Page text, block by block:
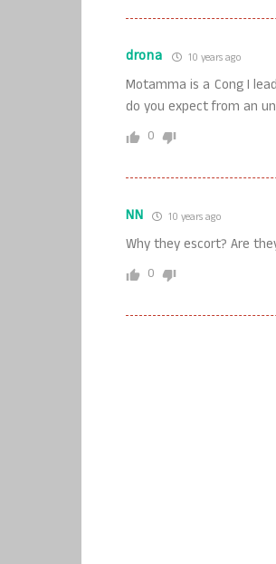
drona 10 years ago
Motamma is a Cong I
do you expect from an
0
NN 10 years ago
Why they escort? Are
0